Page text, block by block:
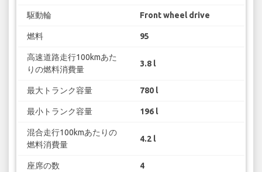
駆動輪 Front wheel drive
燃料 95
高速道路走行100kmあた
りの燃料消費量
3.8 l
最大トランク容量 780 l
最小トランク容量 196 l
混合走行100kmあたりの
燃料消費量
4.2 l
座席の数 4